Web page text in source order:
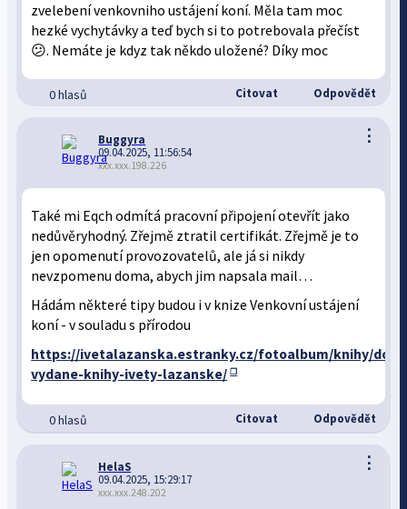
zvelebení venkovniho ustájení koní. Měla tam moc
hezké vychytávky a teď bych si to potrebovala přečíst
😕. Nemáte je kdyz tak někdo uložené? Díky moc
0 hlasů Citovat Odpovědět
⋮
Buggyra
09.04.2025, 11:56:54
xxx.xxx.198.226
Také mi Eqch odmítá pracovní připojení otevřít jako
nedůvěryhodný. Zřejmě ztratil certifikát. Zřejmě je to
jen opomenutí provozovatelů, ale já si nikdy
nevzpomenu doma, abych jim napsala mail…
Hádám některé tipy budou i v knize Venkovní ustájení
koní - v souladu s přírodou
https://ivetalazanska.estranky.cz/fotoalbum/knihy/
vydane-knihy-ivety-lazanske/
0 hlasů Citovat Odpovědět
⋮
HelaS
09.04.2025, 15:29:17
xxx.xxx.248.202